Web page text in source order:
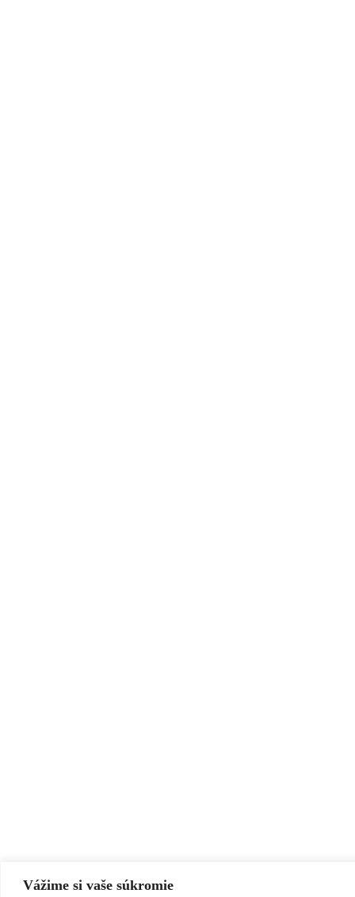
Vážime si vaše súkromie